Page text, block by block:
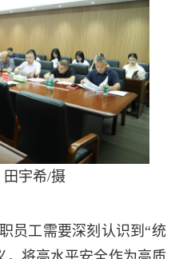
田宇希/摄
员工需要深刻认识到“统